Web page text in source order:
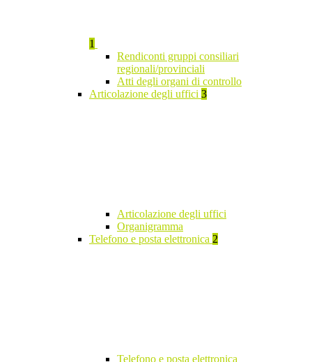
1
Rendiconti gruppi consiliari
regionali/provinciali
Atti degli organi di controllo
Articolazione degli uffici 3
Articolazione degli uffici
Organigramma
Telefono e posta elettronica 2
Telefono e posta elettronica